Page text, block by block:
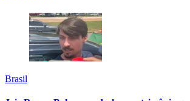
Brasil